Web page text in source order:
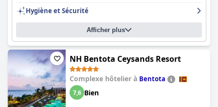
sereine.Hygiène et Sécurité
Afficher plus
NH Bentota Ceysands Resort
Complexe hôtelier à Bentota
7,6 Bien